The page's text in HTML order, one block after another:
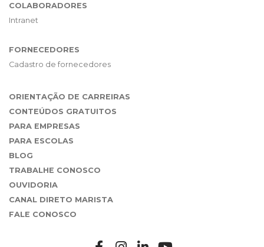
COLABORADORES
Intranet
FORNECEDORES
Cadastro de fornecedores
ORIENTAÇÃO DE CARREIRAS
CONTEÚDOS GRATUITOS
PARA EMPRESAS
PARA ESCOLAS
BLOG
TRABALHE CONOSCO
OUVIDORIA
CANAL DIRETO MARISTA
FALE CONOSCO